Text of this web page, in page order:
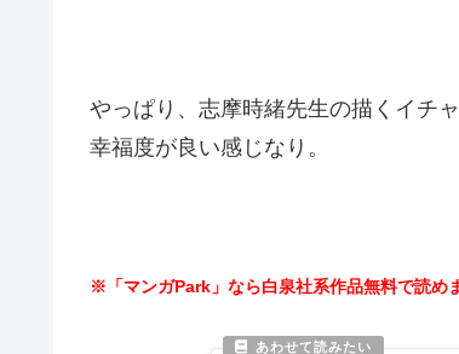
やっぱり、志摩時緒先生の描くイチ
幸福度が良い感じなり。
※「マンガPark」なら白泉社系作品無料で読め